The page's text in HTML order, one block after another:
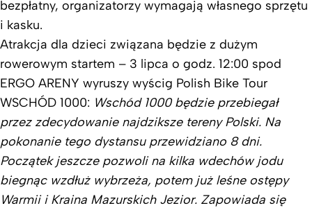
bezpłatny, organizatorzy wymagają własnego sprzętu
i kasku.
Atrakcja dla dzieci związana będzie z dużym
rowerowym startem – 3 lipca o godz. 12:00 spod
ERGO ARENY wyruszy wyścig Polish Bike Tour
WSCHÓD 1000: Wschód 1000 będzie przebiegał
przez zdecydowanie najdziksze tereny Polski. Na
pokonanie tego dystansu przewidziano 8 dni.
Początek jeszcze pozwoli na kilka wdechów jodu
biegnąc wzdłuż wybrzeża, potem już leśne ostępy
Warmii i Kraina Mazurskich Jezior. Zapowiada się